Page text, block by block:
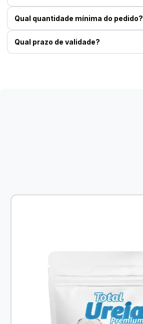
Qual quantidade mínima do pedido?
Qual prazo de validade?